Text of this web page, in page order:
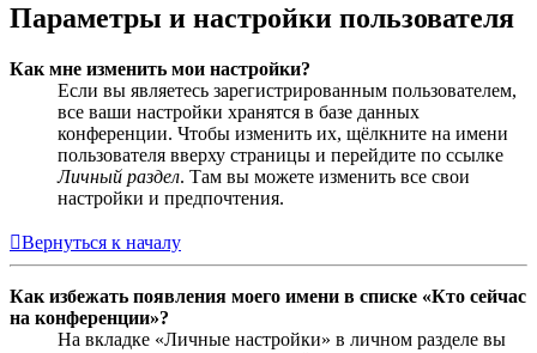
Параметры и настройки пользователя
Как мне изменить мои настройки?
Если вы являетесь зарегистрированным пользователем,
все ваши настройки хранятся в базе данных
конференции. Чтобы изменить их, щёлкните на имени
пользователя вверху страницы и перейдите по ссылке
Личный раздел. Там вы можете изменить все свои
настройки и предпочтения.
Вернуться к началу
Как избежать появления моего имени в списке «Кто сейчас
на конференции»?
На вкладке «Личные настройки» в личном разделе вы